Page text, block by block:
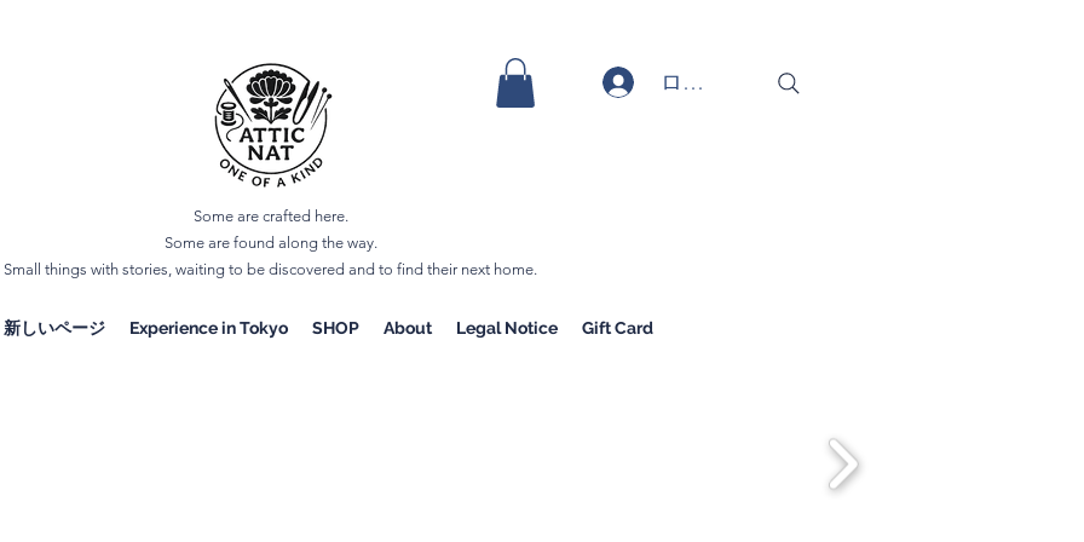
ログイン
Some are crafted here.
Some are found along the way.
Small things with stories, waiting to be discovered and to find their next home.
新しいページ Experience in Tokyo SHOP About Legal Notice Gift Card